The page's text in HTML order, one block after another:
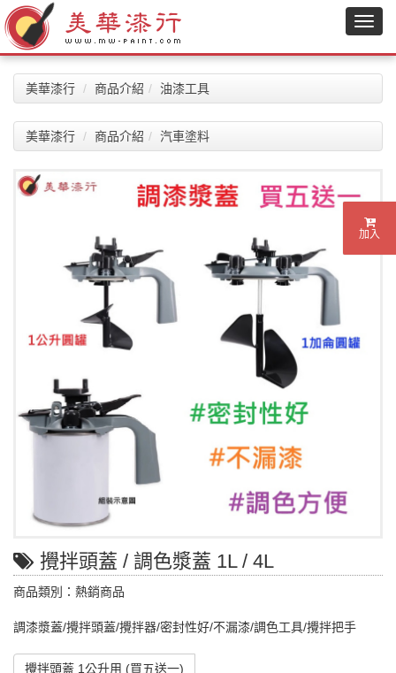
美華漆行 商品介紹 油漆工具
美華漆行 商品介紹 汽車塗料
攪拌頭蓋 / 調色漿蓋 1L / 4L
商品類別：熱銷商品
調漆漿蓋/攪拌頭蓋/攪拌器/密封性好/不漏漆/調色工具/攪拌把手
攪拌頭蓋 1公升用 (買五送一)
加入